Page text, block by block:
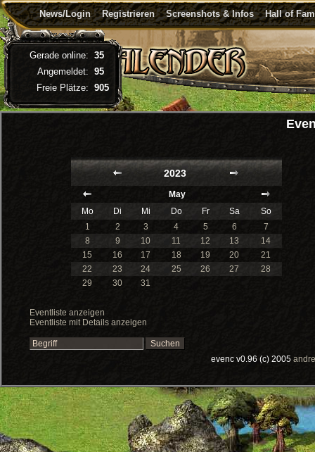
News/Login Registrieren Screenshots & Infos Hall of
2023
May
Mo
Di Mi Do Fr Sa
So
1
2 3 4 5 6
7
8
9 10 11 12 13
14
15
16 17 18 19 20
21
22
23 24 25 26 27
28
29
30 31
Eventliste anzeigen
Eventliste mit Details anzeigen
evenc v0.96 (c) 2005
Gerade online: 35
Angemeldet: 95
Freie Plätze: 905